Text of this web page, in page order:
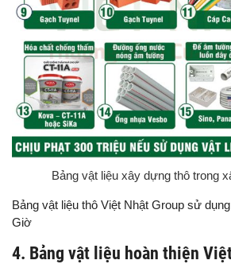
Bảng vật liệu xây dựng thô trong
Bảng vật liệu thô Việt Nhật Group sử
Giờ
4. Bảng vật liệu hoàn thiện